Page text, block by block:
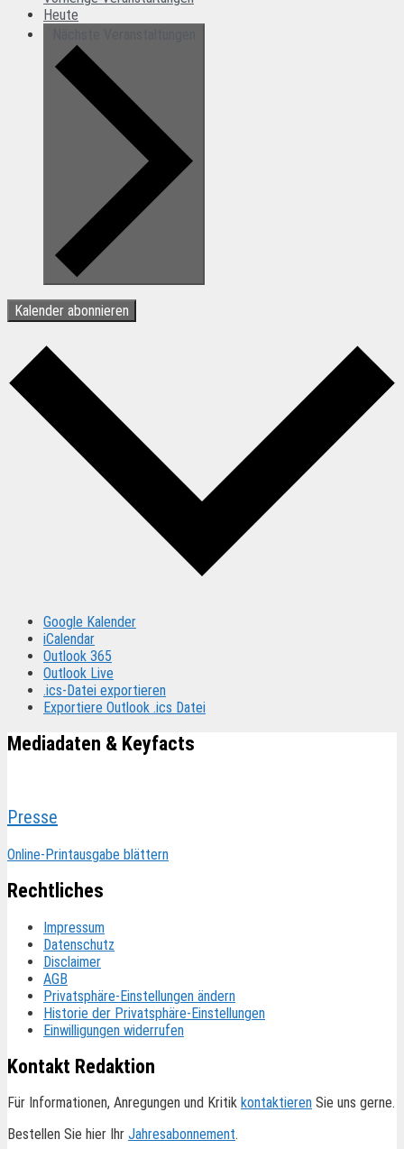
Heute
Kalender abonnieren
Google Kalender
iCalendar
Outlook 365
Outlook Live
.ics-Datei exportieren
Exportiere Outlook .ics Datei
Mediadaten & Keyfacts
Presse
Online-Printausgabe blättern
Rechtliches
Impressum
Datenschutz
Disclaimer
AGB
Privatsphäre-Einstellungen ändern
Historie der Privatsphäre-Einstellungen
Einwilligungen widerrufen
Kontakt Redaktion
Für Informationen, Anregungen und Kritik kontaktieren Sie uns gerne.
Bestellen Sie hier Ihr Jahresabonnement.